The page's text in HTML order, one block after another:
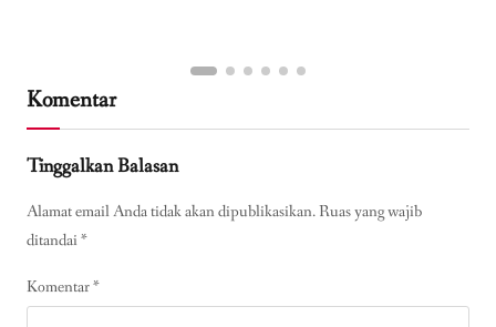
Komentar
Tinggalkan Balasan
Alamat email Anda tidak akan dipublikasikan.Ruas yang wajib
ditandai*
Komentar*